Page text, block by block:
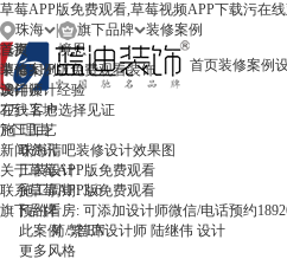
草莓APP版免费观看,草莓视频APP下载污在
珠海
珠海
中山
澳门
旗下品牌
境思
首页装修案例
首页
装修案例
设计师
在线工地
施工工艺
新闻资讯
关于草莓APP版免费观看
联系草莓APP版免费观看
旗下品牌
简/繁/EN
选择
草莓APP版免费观看装饰
30年设计经验
3万+客户选择见证
7个理由
珠海清吧装修设计效果图
工装设计
施工周期: 3-6
预约看房: 可添加设计师微信/电话预约
此案例：首席设计师 陆继伟 设计
更多风格
此案例：首席设计师 陆继伟 设计
更多风格
更多风格
此案例：首席设计师 吕道伟 设计
更多风格
此案例：首席设计师 葛凡 设计
更多风格
此案例：首席设计师 陆继伟 设计
更多风格
更多风格
此案例：首席设计师 吕道伟 设计
更多风格